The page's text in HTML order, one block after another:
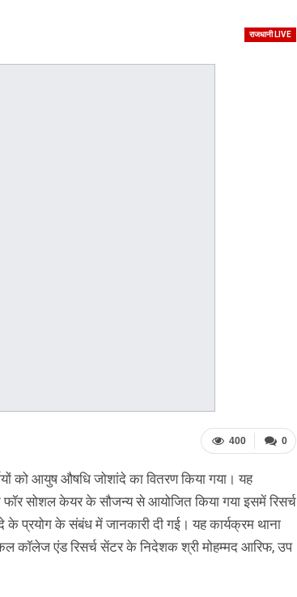
राजधानी LIVE
0
400
को आयुष औषधि जोशांदे का वितरण किया गया। यह
फॉर सोशल केयर के सौजन्य से आयोजित किया गया इसमें रिसर्च
के प्रयोग के संबंध में जानकारी दी गई। यह कार्यक्रम थाना
कॉलेज एंड रिसर्च सेंटर के निदेशक श्री मोहम्मद आरिफ, उप